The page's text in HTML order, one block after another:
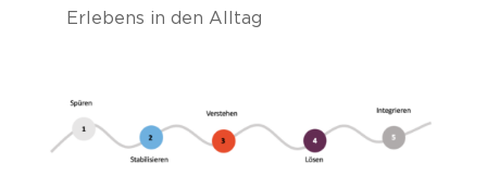
Erlebens in den Alltag